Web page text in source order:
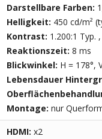
Darstellbare Farben:
Helligkeit: 450 cd/m²
Kontrast: 1.200:1 Typ.
Reaktionszeit: 8 ms
Blickwinkel: H = 178°,
Lebensdauer
Montage: nur
HDMI: x2